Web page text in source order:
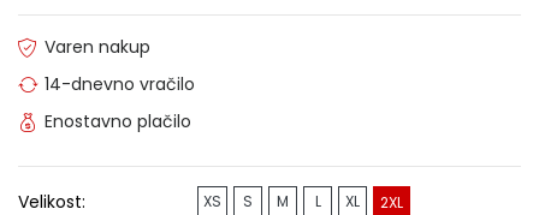
Varen nakup
14-dnevno vračilo
Enostavno plačilo
Velikost: XS S M L XL 2XL